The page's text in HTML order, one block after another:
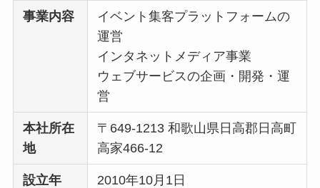
判は実際どう？
Temuは怪しい？口コ
ミ・評判が正直ヤバ
事業内容
イベント集客プラットフォームの
運営
インタネットメディア事業
ウェブサービスの企画・開発・運
営
本社所在
地
〒649-1213 和歌山県日高郡日高町
高家466-12
設立年 2010年10月1日